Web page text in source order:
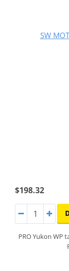
SW
$198.32
PRO Yukon WP